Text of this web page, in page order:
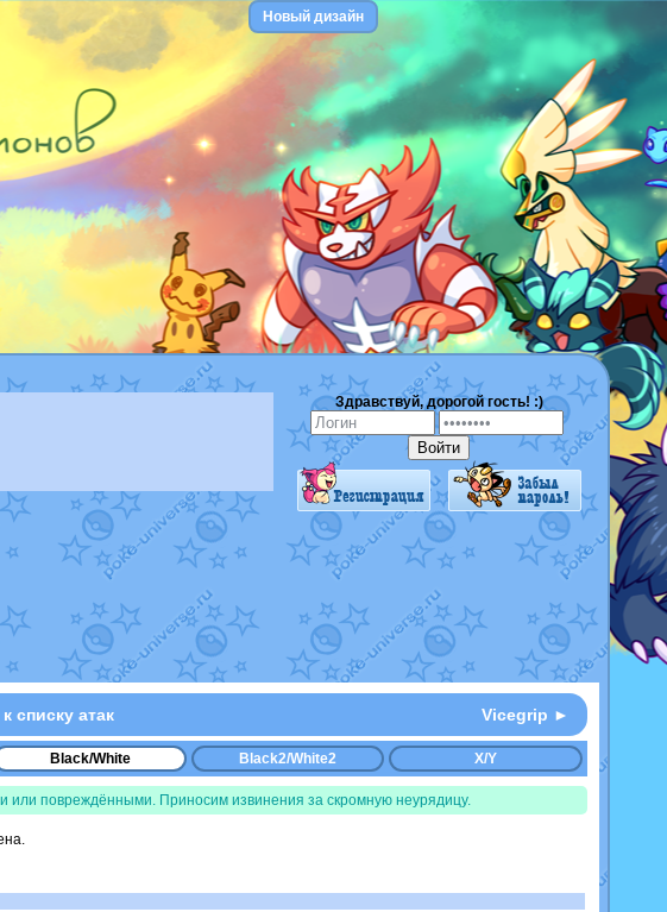
Новый дизайн
Здравствуй, дорогой гость! :)
списку атак Vicegrip ►
Black/White Black2/White2 X/Y
или повреждёнными. Приносим извинения за скромную неурядицу.